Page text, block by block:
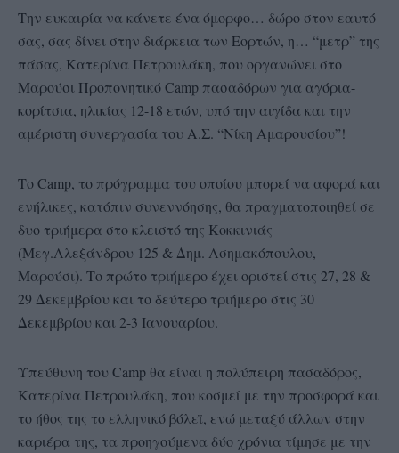
Την ευκαιρία να κάνετε ένα όμορφο… δώρο στον εαυτό
σας, σας δίνει στην διάρκεια των Εορτών, η… “μετρ” της
πάσας, Κατερίνα Πετρουλάκη, που οργανώνει στο
Μαρούσι Προπονητικό Camp πασαδόρων για αγόρια-
κορίτσια, ηλικίας 12-18 ετών, υπό την αιγίδα και την
αμέριστη συνεργασία του Α.Σ. “Νίκη Αμαρουσίου”!
Το Camp, το πρόγραμμα του οποίου μπορεί να αφορά και
ενήλικες, κατόπιν συνεννόησης, θα πραγματοποιηθεί σε
δυο τριήμερα στο κλειστό της Κοκκινιάς
(Μεγ.Αλεξάνδρου 125 & Δημ. Ασημακόπουλου,
Μαρούσι). Το πρώτο τριήμερο έχει οριστεί στις 27, 28 &
29 Δεκεμβρίου και το δεύτερο τριήμερο στις 30
Δεκεμβρίου και 2-3 Ιανουαρίου.
Υπεύθυνη του Camp θα είναι η πολύπειρη πασαδόρος,
Κατερίνα Πετρουλάκη, που κοσμεί με την προσφορά και
το ήθος της το ελληνικό βόλεϊ, ενώ μεταξύ άλλων στην
καριέρα της, τα προηγούμενα δύο χρόνια τίμησε με την